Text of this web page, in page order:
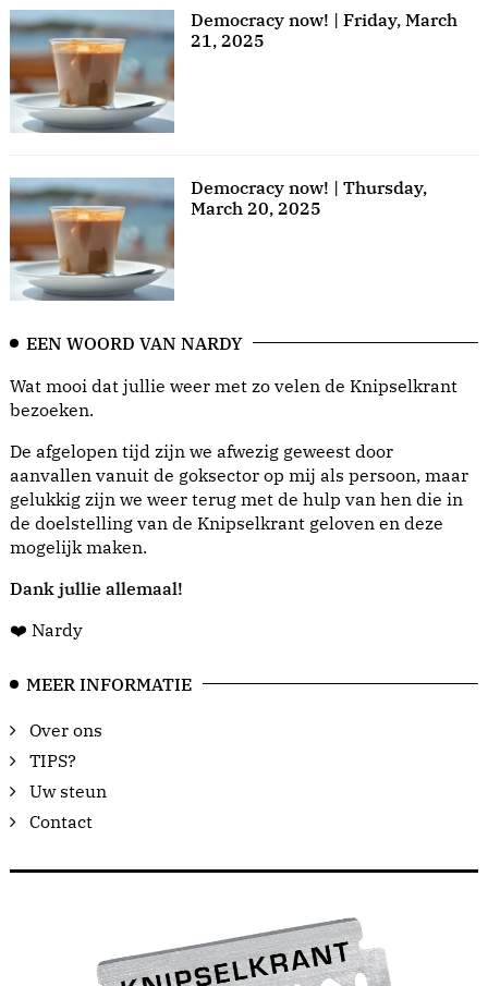
Democracy now! | Friday, March
21, 2025
Democracy now! | Thursday,
March 20, 2025
EEN WOORD VAN NARDY
Wat mooi dat jullie weer met zo velen de Knipselkrant
bezoeken.
De afgelopen tijd zijn we afwezig geweest door
aanvallen vanuit de goksector op mij als persoon, maar
gelukkig zijn we weer terug met de hulp van hen die in
de doelstelling van de Knipselkrant geloven en deze
mogelijk maken.
Dank jullie allemaal!
❤️ Nardy
MEER INFORMATIE
Over ons
TIPS?
Uw steun
Contact